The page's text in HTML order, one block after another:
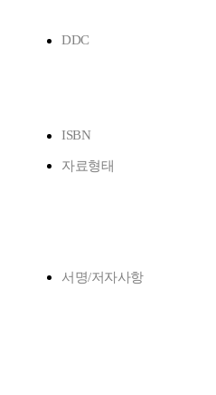
DDC
ISBN
자료형태
서명/저자사항